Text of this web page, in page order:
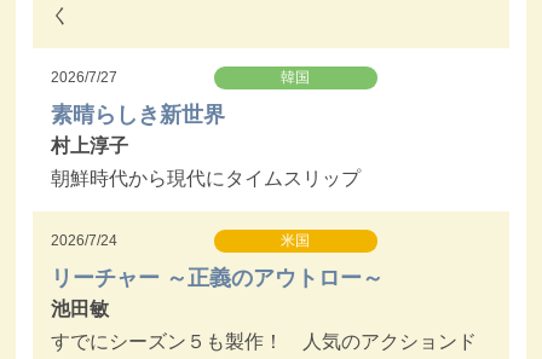
く
2026/7/27 韓国
素晴らしき新世界
村上淳子
朝鮮時代から現代にタイムスリップ
2026/7/24 米国
リーチャー ～正義のアウトロー～
池田敏
すでにシーズン５も製作！ 人気のアクションド